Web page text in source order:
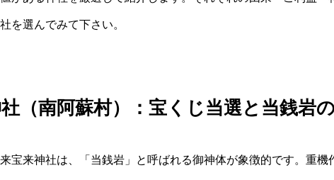
を選んでみて下さい。
（南阿蘇村）：宝くじ当選と当銭岩
宝来神社は、「当銭岩」と呼ばれる御神体が象徴的です。重機